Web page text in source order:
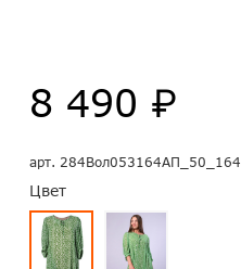
арт. 284Вол053164АП_50_164
Цвет
8 490 ₽